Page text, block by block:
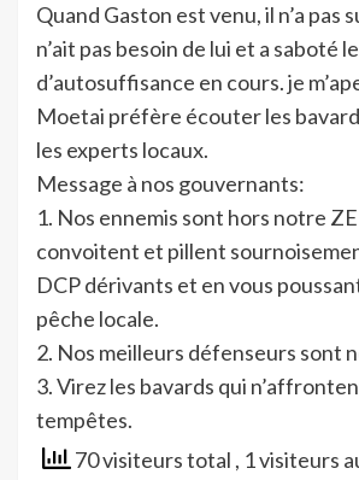
Quand Gaston est venu, il n’a pas
n’ait pas besoin de lui et a saboté
d’autosuffisance en cours. je
Moetai préfère écouter les
les experts locaux.
Message à nos gouvernants:
1. Nos ennemis sont hors notre
convoitent et pillent
DCP dérivants et en vous
pêche locale.
2. Nos meilleurs défenseurs sont
3. Virez les bavards qui
tempêtes.
70 visiteurs total , 1 visiteurs